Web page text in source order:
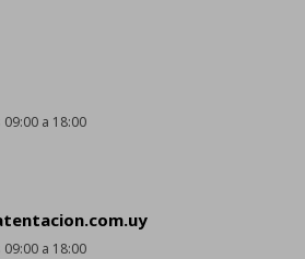
a 18:00
a 18:00